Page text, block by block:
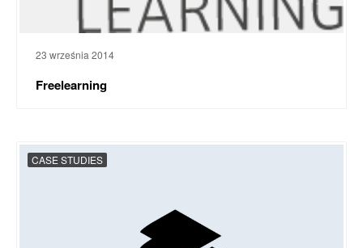
23 września 2014
Freelearning
CASE STUDIES